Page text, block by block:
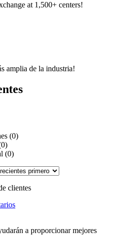
at 1,500+ centers!
amplia de la industria!
(0)
(0)
clientes
a proporcionar mejores